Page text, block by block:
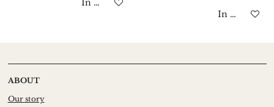
In winkelwagen
In
ABOUT
Our story